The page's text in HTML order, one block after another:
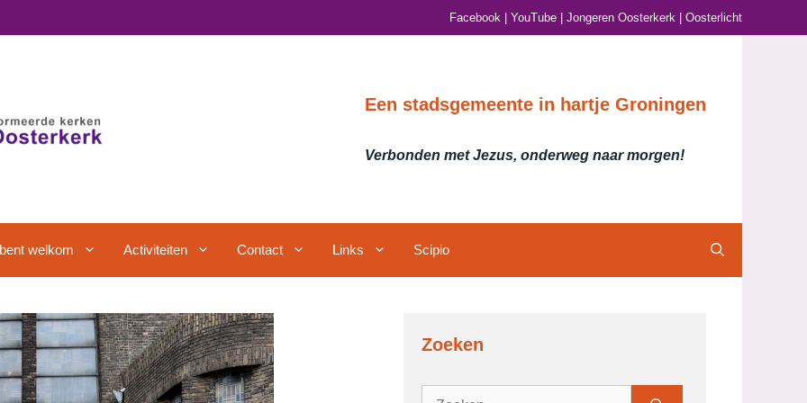
Facebook YouTube Jongeren Oosterkerk Oosterlicht
Een stadsgemeente in hartje Groningen
Verbonden met Jezus, onderweg naar morgen!
welkom Activiteiten Contact Links Scipio
Zoeken